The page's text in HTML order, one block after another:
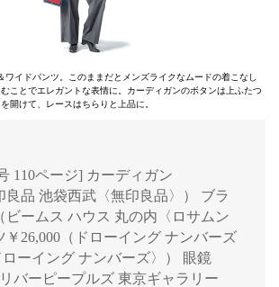
ワイドパンツ。このままだとメンズライクなムードの着こなし
ことでエレガントな表情に。カーディガンのボタンは上ふたつ
を開けて、レースはちらりと上品に。
110ページ] カーディガン
良品 池袋西武〈無印良品〉） ブラ
ビームス ハウス 丸の内〈ロサムン
￥26,000（ドローイング ナンバーズ
ーイング ナンバーズ〉） 眼鏡
リバーピープルズ 東京ギャラリー